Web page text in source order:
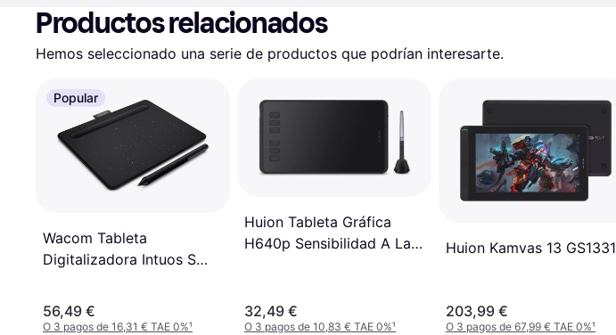
Productos relacionados
Hemos seleccionado una serie de productos que podrían interesarte.
Popular
Wacom Tableta
Digitalizadora Intuos S
56,49 €
O 3 pagos de 16,31 € TAE 0%¹
Huion Tableta Gráfica
H640p Sensibilidad A La
32,49 €
O 3 pagos de 10,83 € TAE 0%¹
Huion Kamvas 13 GS1331
203,99 €
O 3 pagos de 67,99 € TAE 0%¹